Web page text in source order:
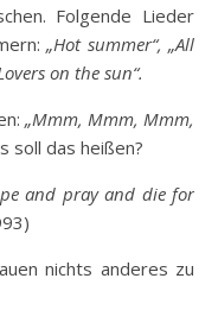
Folgende Lieder
„Hot summer“, „All
on the sun“.
„Mmm, Mmm, Mmm,
soll das heißen?
and pray and die for
nichts anderes zu